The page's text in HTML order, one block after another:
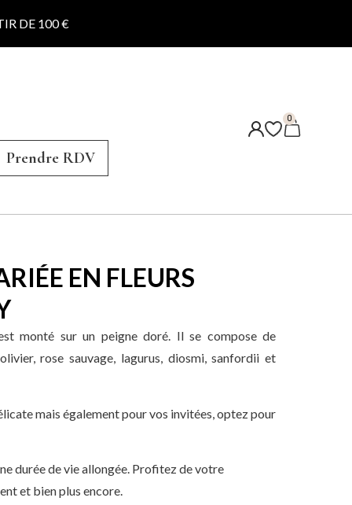
DE 100 €
0
Prendre RDV
EN FLEURS
monté sur un peigne doré. Il se compose de
rose sauvage, lagurus, diosmi, sanfordii et
mais également pour vos invitées, optez pour
durée de vie allongée. Profitez de votre
et bien plus encore.